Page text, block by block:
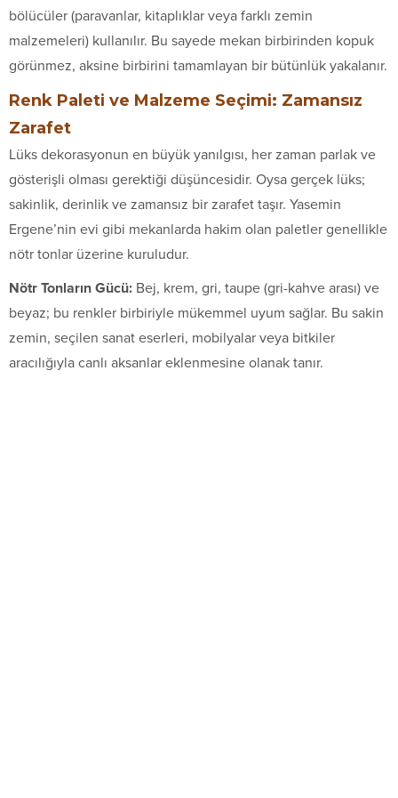
bölücüler (paravanlar, kitaplıklar veya farklı zemin
malzemeleri) kullanılır. Bu sayede mekan birbirinden kopuk
görünmez, aksine birbirini tamamlayan bir bütünlük yakalanır.
Renk Paleti ve Malzeme Seçimi: Zamansız
Zarafet
Lüks dekorasyonun en büyük yanılgısı, her zaman parlak ve
gösterişli olması gerektiği düşüncesidir. Oysa gerçek lüks;
sakinlik, derinlik ve zamansız bir zarafet taşır. Yasemin
Ergene’nin evi gibi mekanlarda hakim olan paletler genellikle
nötr tonlar üzerine kuruludur.
Nötr Tonların Gücü: Bej, krem, gri, taupe (gri-kahve arası) ve
beyaz; bu renkler birbiriyle mükemmel uyum sağlar. Bu sakin
zemin, seçilen sanat eserleri, mobilyalar veya bitkiler
aracılığıyla canlı aksanlar eklenmesine olanak tanır.